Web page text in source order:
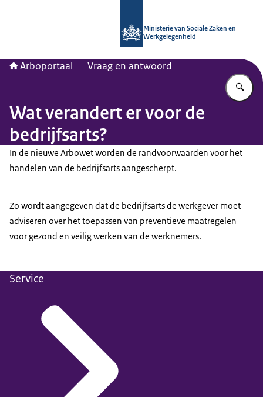
Ministerie van Sociale Zaken en
Werkgelegenheid
Arboportaal Vraag en antwoord
Wat verandert er voor de
bedrijfsarts?
In de nieuwe Arbowet worden de randvoorwaarden voor het
handelen van de bedrijfsarts aangescherpt.
Zo wordt aangegeven dat de bedrijfsarts de werkgever moet
adviseren over het toepassen van preventieve maatregelen
voor gezond en veilig werken van de werknemers.
Service